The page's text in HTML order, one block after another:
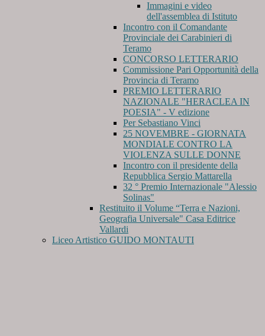
Immagini e video
dell'assemblea di Istituto
Incontro con il Comandante
Provinciale dei Carabinieri di
Teramo
CONCORSO LETTERARIO
Commissione Pari Opportunità della
Provincia di Teramo
PREMIO LETTERARIO
NAZIONALE "HERACLEA IN
POESIA" - V edizione
Per Sebastiano Vinci
25 NOVEMBRE - GIORNATA
MONDIALE CONTRO LA
VIOLENZA SULLE DONNE
Incontro con il presidente della
Repubblica Sergio Mattarella
32 ° Premio Internazionale "Alessio
Solinas"
Restituito il Volume “Terra e Nazioni,
Geografia Universale" Casa Editrice
Vallardi
Liceo Artistico GUIDO MONTAUTI